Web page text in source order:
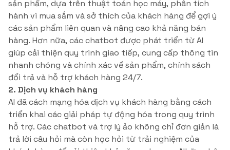
sản phẩm, dựa trên thuật toán học máy, phân tích
hành vi mua sắm và sở thích của khách hàng để gợi ý
các sản phẩm liên quan và nâng cao khả năng bán
hàng. Hơn nữa, các chatbot được phát triển từ AI
giúp cải thiện quy trình giao tiếp, cung cấp thông tin
nhanh chóng và chính xác về sản phẩm, chính sách
đổi trả và hỗ trợ khách hàng 24/7.
2. Dịch vụ khách hàng
AI đã cách mạng hóa dịch vụ khách hàng bằng cách
triển khai các giải pháp tự động hóa trong quy trình
hỗ trợ. Các chatbot và trợ lý ảo không chỉ đơn giản là
trả lời câu hỏi mà còn học hỏi từ trải nghiệm của